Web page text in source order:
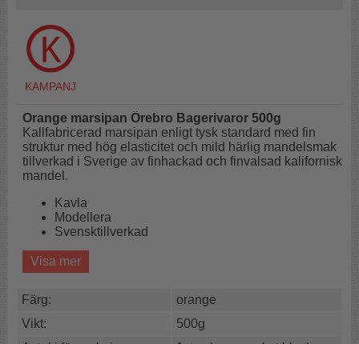
Orange marsipan Örebro Bagerivaror 500g
Kallfabricerad marsipan enligt tysk standard med fin
struktur med hög elasticitet och mild härlig mandelsmak
tillverkad i Sverige av finhackad och finvalsad kalifornisk
mandel.
Kavla
Modellera
Svensktillverkad
Vill du ha mycket finns marsipanen även i block om
2,5kg HÄR!
Den här apelsingula marsipanen passar utmärkt till
kavling och täckning av en fin tårta eller andra bakverk.
Använd den på dina tårtor, bakelser, cup cakes eller
Visa mer
Färg:
orange
Vikt:
500g